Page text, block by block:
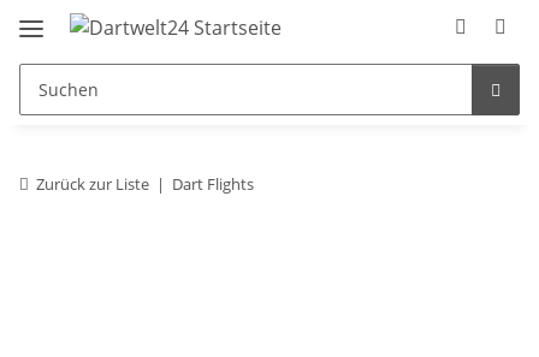
Zurück zur Liste Dart Flights